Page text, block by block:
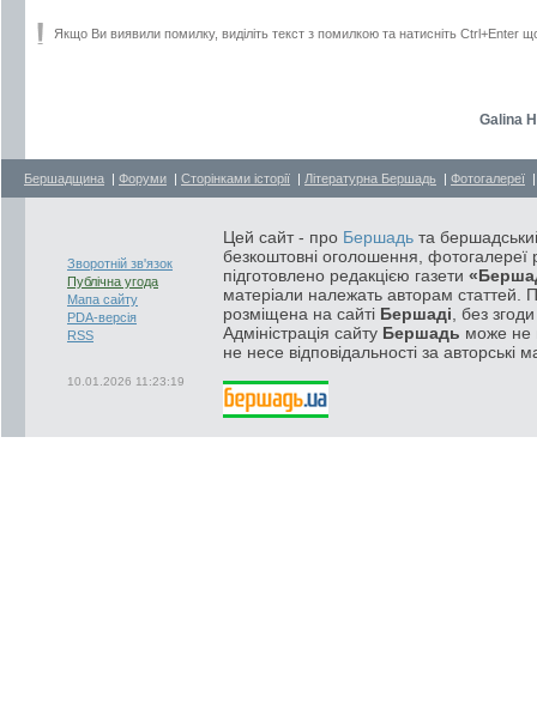
Якщо Ви виявили помилку, виділіть текст з помилкою та натисніть Ctrl+Enter
Galina
Бершадщина | Форуми | Сторінками історії | Літературна Бершадь | Фотогалереї
Зворотній зв'язок
Публічна угода
Мапа сайту
PDA-версія
RSS
10.01.2026 11:23:19
Цей сайт - про Бершадь та
безкоштовні оголошення, фотогалереї
підготовлено редакцією газети
матеріали належать авторам статтей.
розміщена на сайті Бершаді , без
Адміністрація сайту Бершадь може не
не несе відповідальності за авторські